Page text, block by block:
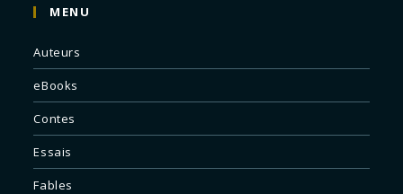
MENU
Auteurs
eBooks
Contes
Essais
Fables